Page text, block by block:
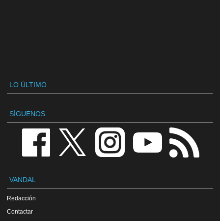
LO ÚLTIMO
SÍGUENOS
VANDAL
Redacción
Contactar